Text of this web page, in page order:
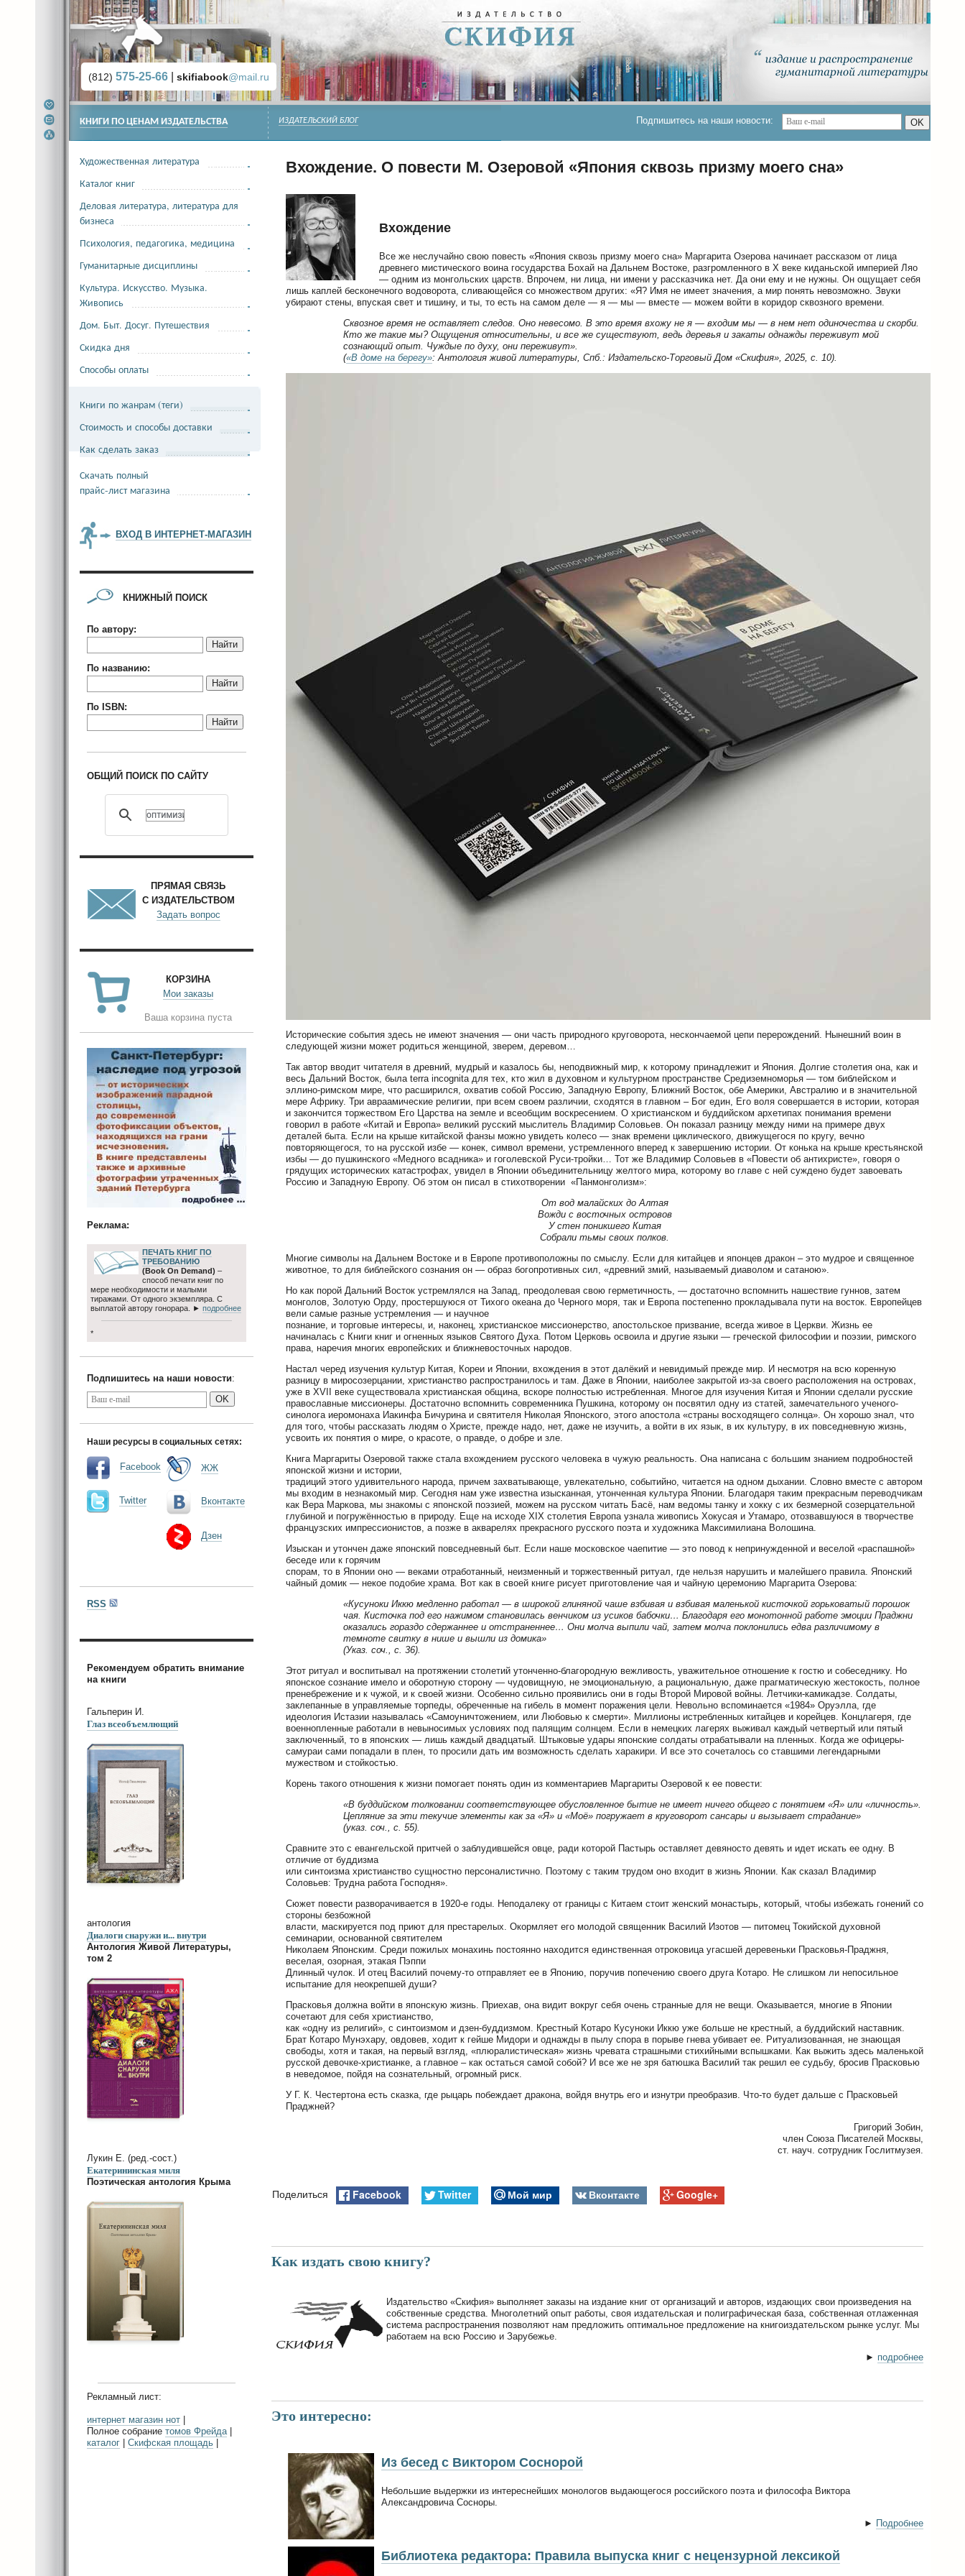
(812) 575-25-66 skifiabook@mail.ru
ИЗДАТЕЛЬСКИЙ БЛОГ Подпишитесь на наши новости: OK
Вхождение. О повести М. Озеровой «Япония сквозь призму моего сна»
Вхождение
Все же неслучайно свою повесть «Япония сквозь призму моего сна» Маргарита Озерова начинает рассказом от лица
древнего мистического воина государства Бохай на Дальнем Востоке, разгромленного в Х веке киданьской империей Ляо
— одним из монгольских царств. Впрочем, ни лица, ни имени у рассказчика нет. Да они ему и не нужны. Он ощущает себя
лишь каплей бесконечного водоворота, сливающейся со множеством других: «Я? Имя не имеет значения, а мир понять невозможно. Звуки
убирают стены, впуская свет и тишину, и ты, то есть на самом деле — я — мы — вместе — можем войти в коридор сквозного времени.
Сквозное время не оставляет следов. Оно невесомо. В это время вхожу не я — входим мы — в нем нет одиночества и скорби.
Кто же такие мы? Ощущения относительны, и все же существуют, ведь деревья и закаты однажды переживут мой
сознающий опыт. Чуждые по духу, они переживут».
(«В доме на берегу»: Антология живой литературы, Спб.: Издательско-Торговый Дом «Скифия», 2025, с. 10).
Исторические события здесь не имеют значения — они часть природного круговорота, нескончаемой цепи перерождений. Нынешний воин в
следующей жизни может родиться женщиной, зверем, деревом…
Так автор вводит читателя в древний, мудрый и казалось бы, неподвижный мир, к которому принадлежит и Япония. Долгие столетия она, как и
весь Дальний Восток, была terra incognita для тех, кто жил в духовном и культурном пространстве Средиземноморья — том библейском и
эллино-римском мире, что расширился, охватив собой Россию, Западную Европу, Ближний Восток, обе Америки, Австралию и в значительной
мере Африку. Три авраамические религии, при всем своем различии, сходятся в главном – Бог един, Его воля совершается в истории, которая
и закончится торжеством Его Царства на земле и всеобщим воскресением. О христианском и буддийском архетипах понимания времени
говорил в работе «Китай и Европа» великий русский мыслитель Владимир Соловьев. Он показал разницу между ними на примере двух
деталей быта. Если на крыше китайской фанзы можно увидеть колесо — знак времени циклического, движущегося по кругу, вечно
повторяющегося, то на русской избе — конек, символ времени, устремленного вперед к завершению истории. От конька на крыше крестьянской
избы — до пушкинского «Медного всадника» и гоголевской Руси-тройки… Тот же Владимир Соловьев в «Повести об антихристе», говоря о
грядущих исторических катастрофах, увидел в Японии объединительницу желтого мира, которому во главе с ней суждено будет завоевать
Россию и Западную Европу. Об этом он писал в стихотворении «Панмонголизм»:
От вод малайских до Алтая
Вожди с восточных островов
У стен поникшего Китая
Собрали тьмы своих полков.
Многие символы на Дальнем Востоке и в Европе противоположны по смыслу. Если для китайцев и японцев дракон – это мудрое и священное
животное, то для библейского сознания он — образ богопротивных сил, «древний змий, называемый диаволом и сатаною».
Но как порой Дальний Восток устремлялся на Запад, преодолевая свою герметичность, — достаточно вспомнить нашествие гуннов, затем
монголов, Золотую Орду, простершуюся от Тихого океана до Черного моря, так и Европа постепенно прокладывала пути на восток. Европейцев
вели самые разные устремления — и научное
познание, и торговые интересы, и, наконец, христианское миссионерство, апостольское призвание, всегда живое в Церкви. Жизнь ее
начиналась с Книги книг и огненных языков Святого Духа. Потом Церковь освоила и другие языки — греческой философии и поэзии, римского
права, наречия многих европейских и ближневосточных народов.
Настал черед изучения культур Китая, Кореи и Японии, вхождения в этот далёкий и невидимый прежде мир. И несмотря на всю коренную
разницу в миросозерцании, христианство распространилось и там. Даже в Японии, наиболее закрытой из-за своего расположения на островах,
уже в XVII веке существовала христианская община, вскоре полностью истребленная. Многое для изучения Китая и Японии сделали русские
православные миссионеры. Достаточно вспомнить современника Пушкина, которому он посвятил одну из статей, замечательного ученого-
синолога иеромонаха Иакинфа Бичурина и святителя Николая Японского, этого апостола «страны восходящего солнца». Он хорошо знал, что
для того, чтобы рассказать людям о Христе, прежде надо, нет, даже не изучить, а войти в их язык, в их культуру, в их повседневную жизнь,
усвоить их понятия о мире, о красоте, о правде, о добре и зле.
Книга Маргариты Озеровой также стала вхождением русского человека в чужую реальность. Она написана с большим знанием подробностей
японской жизни и истории,
традиций этого удивительного народа, причем захватывающе, увлекательно, событийно, читается на одном дыхании. Словно вместе с автором
мы входим в незнакомый мир. Сегодня нам уже известна изысканная, утонченная культура Японии. Благодаря таким прекрасным переводчикам
как Вера Маркова, мы знакомы с японской поэзией, можем на русском читать Басё, нам ведомы танку и хокку с их безмерной созерцательной
глубиной и погружённостью в природу. Еще на исходе XIX столетия Европа узнала живопись Хокусая и Утамаро, отозвавшуюся в творчестве
французских импрессионистов, а позже в акварелях прекрасного русского поэта и художника Максимилиана Волошина.
Изыскан и утончен даже японский повседневный быт. Если наше московское чаепитие — это повод к непринужденной и веселой «распашной»
беседе или к горячим
спорам, то в Японии оно — веками отработанный, неизменный и торжественный ритуал, где нельзя нарушить и малейшего правила. Японский
чайный домик — некое подобие храма. Вот как в своей книге рисует приготовление чая и чайную церемонию Маргарита Озерова:
«Кусуноки Иккю медленно работал — в широкой глиняной чаше взбивая и взбивая маленькой кисточкой горьковатый порошок
чая. Кисточка под его нажимом становилась венчиком из усиков бабочки… Благодаря его монотонной работе эмоции Праджни
оказались гораздо сдержаннее и отстраненнее… Они молча выпили чай, затем молча поклонились едва различимому в
темноте свитку в нише и вышли из домика»
(Указ. соч., с. 36).
Этот ритуал и воспитывал на протяжении столетий утонченно-благородную вежливость, уважительное отношение к гостю и собеседнику. Но
японское сознание имело и оборотную сторону — чудовищную, не эмоциональную, а рациональную, даже прагматическую жестокость, полное
пренебрежение и к чужой, и к своей жизни. Особенно сильно проявились они в годы Второй Мировой войны. Летчики-камикадзе. Солдаты,
заклепанные в управляемые торпеды, обреченные на гибель в момент поражения цели. Невольно вспоминается «1984» Оруэлла, где
идеология Истазии называлась «Самоуничтожением, или Любовью к смерти». Миллионы истребленных китайцев и корейцев. Концлагеря, где
военнопленные работали в невыносимых условиях под палящим солнцем. Если в немецких лагерях выживал каждый четвертый или пятый
заключенный, то в японских — лишь каждый двадцатый. Штыковые удары японские солдаты отрабатывали на пленных. Когда же офицеры-
самураи сами попадали в плен, то просили дать им возможность сделать харакири. И все это сочеталось со ставшими легендарными
мужеством и стойкостью.
Корень такого отношения к жизни помогает понять один из комментариев Маргариты Озеровой к ее повести:
«В буддийском толковании соответствующее обусловленное бытие не имеет ничего общего с понятием «Я» или «личность».
Цепляние за эти текучие элементы как за «Я» и «Моё» погружает в круговорот сансары и вызывает страдание»
(указ. соч., с. 55).
Сравните это с евангельской притчей о заблудившейся овце, ради которой Пастырь оставляет девяносто девять и идет искать ее одну. В
отличие от буддизма
или синтоизма христианство сущностно персоналистично. Поэтому с таким трудом оно входит в жизнь Японии. Как сказал Владимир
Соловьев: Трудна работа Господня».
Сюжет повести разворачивается в 1920-е годы. Неподалеку от границы с Китаем стоит женский монастырь, который, чтобы избежать гонений со
стороны безбожной
власти, маскируется под приют для престарелых. Окормляет его молодой священник Василий Изотов — питомец Токийской духовной
семинарии, основанной святителем
Николаем Японским. Среди пожилых монахинь постоянно находится единственная отроковица угасшей деревеньки Прасковья-Праджня,
веселая, озорная, этакая Пэппи
Длинный чулок. И отец Василий почему-то отправляет ее в Японию, поручив попечению своего друга Котаро. Не слишком ли непосильное
испытание для неокрепшей души?
Прасковья должна войти в японскую жизнь. Приехав, она видит вокруг себя очень странные для не вещи. Оказывается, многие в Японии
сочетают для себя христианство,
как «одну из религий», с синтоизмом и дзен-буддизмом. Крестный Котаро Кусуноки Иккю уже больше не крестный, а буддийский наставник.
Брат Котаро Мунэхару, овдовев, ходит к гейше Мидори и однажды в пылу спора в порыве гнева убивает ее. Ритуализованная, не знающая
свободы, хотя и такая, на первый взгляд, «плюралистическая» жизнь чревата страшными стихийными вспышками. Как выжить здесь маленькой
русской девочке-христианке, а главное – как остаться самой собой? И все же не зря батюшка Василий так решил ее судьбу, бросив Прасковью
в неведомое, пойдя на сознательный, огромный риск.
У Г. К. Честертона есть сказка, где рыцарь побеждает дракона, войдя внутрь его и изнутри преобразив. Что-то будет дальше с Прасковьей
Праджней?
Григорий Зобин,
член Союза Писателей Москвы,
ст. науч. сотрудник Гослитмузея.
Поделиться Facebook Twitter Мой мир Вконтакте Google+
Как издать свою книгу?
Издательство «Скифия» выполняет заказы на издание книг от организаций и авторов, издающих свои произведения на
собственные средства. Многолетний опыт работы, своя издательская и полиграфическая база, собственная отлаженная
система распространения позволяют нам предложить оптимальное предложение на книгоиздательском рынке услуг. Мы
работаем на всю Россию и Зарубежье.
► подробнее
Это интересно:
Из бесед с Виктором Соснорой
Небольшие выдержки из интереснейших монологов выдающегося российского поэта и философа Виктора
Александровича Сосноры.
► Подробнее
Библиотека редактора: Правила выпуска книг с нецензурной лексикой
КНИГИ ПО ЦЕНАМ ИЗДАТЕЛЬСТВА
Художественная литература
Каталог книг
Деловая литература, литература для
бизнеса
Психология, педагогика, медицина
Гуманитарные дисциплины
Культура. Искусство. Музыка.
Живопись
Дом. Быт. Досуг. Путешествия
Скидка дня
Способы оплаты
Книги по жанрам (теги)
Стоимость и способы доставки
Как сделать заказ
Скачать полный
прайс-лист магазина
ВХОД В ИНТЕРНЕТ-МАГАЗИН
КНИЖНЫЙ ПОИСК
По автору:
Найти
По названию:
Найти
По ISBN:
Найти
ОБЩИЙ ПОИСК ПО САЙТУ
ПРЯМАЯ СВЯЗЬ
С ИЗДАТЕЛЬСТВОМ
Задать вопрос
КОРЗИНА
Мои заказы
Ваша корзина пуста
Реклама:
ПЕЧАТЬ КНИГ ПО
ТРЕБОВАНИЮ
(Book On Demand) –
способ печати книг по
мере необходимости и малыми
тиражами. От одного экземпляра. С
выплатой автору гонорара. ► подробнее
*
Подпишитесь на наши новости:
OK
Наши ресурсы в социальных сетях:
Facebook
Twitter
ЖЖ
Вконтакте
Дзен
RSS
Рекомендуем обратить внимание
на книги
Гальперин И.
Глаз всеобъемлющий
антология
Диалоги снаружи и... внутри
Антология Живой Литературы,
том 2
Лукин Е. (ред.-сост.)
Екатерининская миля
Поэтическая антология Крыма
Рекламный лист:
интернет магазин нот
Полное собрание томов Фрейда|
каталог
Скифская площадь